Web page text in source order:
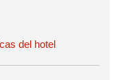
del hotel